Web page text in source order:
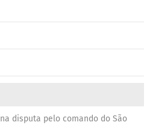
disputa pelo comando do São